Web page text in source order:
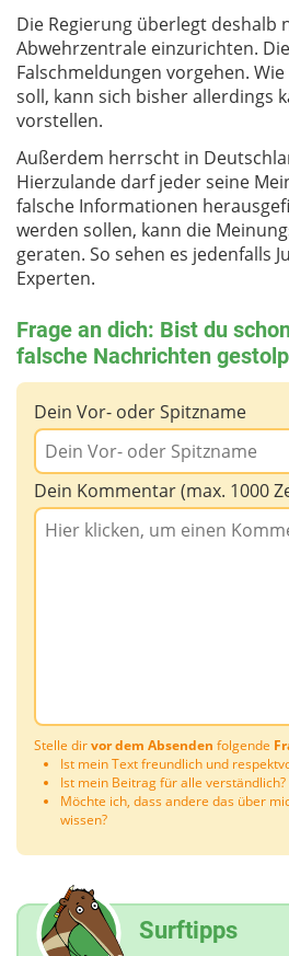
Die Regierung überlegt deshalb
Abwehrzentrale einzurichten.
Falschmeldungen vorgehen.
soll, kann sich bisher allerdings
vorstellen.
Außerdem herrscht in
Hierzulande darf jeder seine
falsche Informationen
werden sollen, kann die
geraten. So sehen es jedenfalls
Experten.
Frage an dich: Bist du
falsche Nachrichten
Dein Vor- oder Spitzname
Dein Kommentar (max. 1000
Stelle dirvor dem Absenden folgende
Ist mein Text freundlich und
Ist mein Beitrag für alle verständlich?
Möchte ich, dass andere das über
wissen?
Surftipps